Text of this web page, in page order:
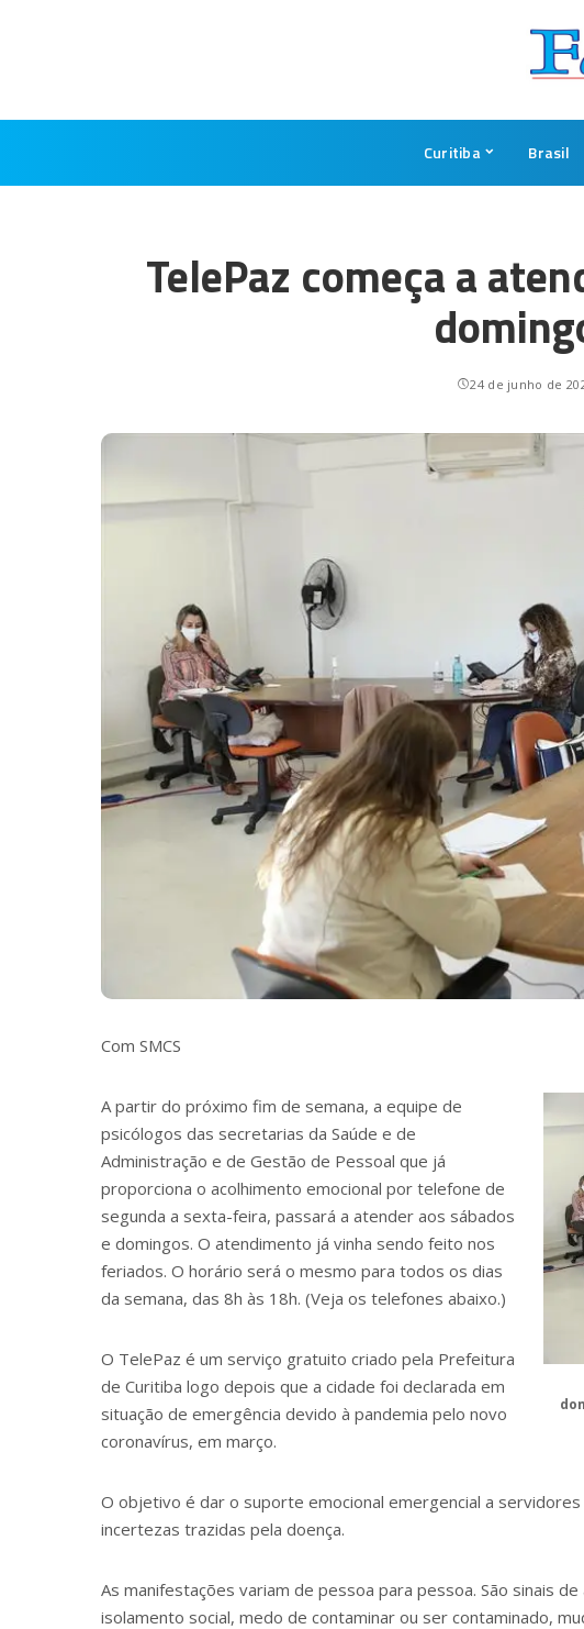
Curitiba Brasil
TelePaz começa a
24 de junho de
Com SMCS
A partir do próximo fim de semana, a equipe de
psicólogos das secretarias da Saúde e de
Administração e de Gestão de Pessoal que já
proporciona o acolhimento emocional por telefone de
segunda a sexta-feira, passará a atender aos sábados
e domingos. O atendimento já vinha sendo feito nos
feriados. O horário será o mesmo para todos os dias
da semana, das 8h às 18h. (Veja os telefones abaixo.)
O TelePaz é um serviço gratuito criado pela Prefeitura
de Curitiba logo depois que a cidade foi declarada em
situação de emergência devido à pandemia pelo novo
coronavírus, em março.
O objetivo é dar o suporte emocional emergencial a
incertezas trazidas pela doença.
As manifestações variam de pessoa para pessoa. São sinais
isolamento social, medo de contaminar ou ser contaminado,